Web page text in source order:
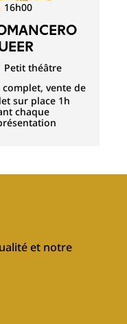
16h00
Petit théâtre
complet, vente de
sur place 1h
chaque
et notre